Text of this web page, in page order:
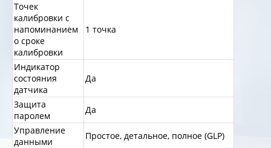
Точек
калибровки с
напоминанием
о сроке
калибровки
1 точка
Индикатор
состояния
датчика
Да
Защита
паролем
Да
Управление
данными
Простое, детальное, полное (GLP)